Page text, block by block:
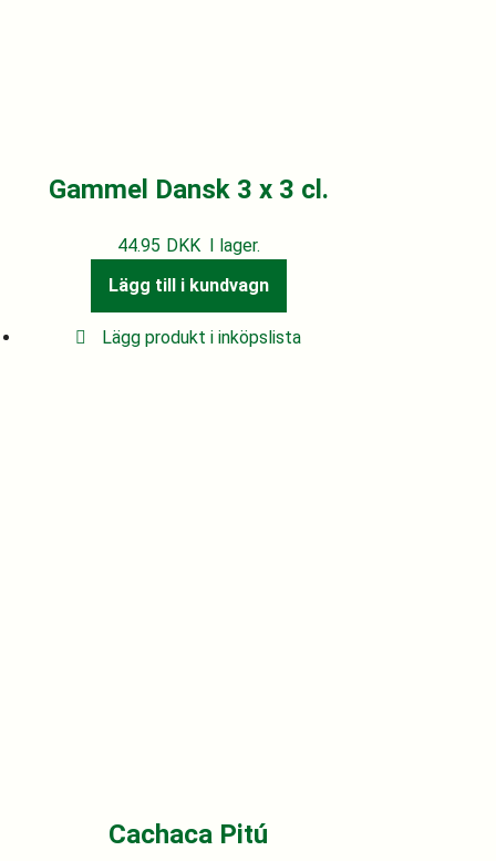
Gammel Dansk 3 x 3 cl.
44.95 DKK
I lager.
Lägg till i kundvagn
Lägg produkt i inköpslista
Cachaca Pitú